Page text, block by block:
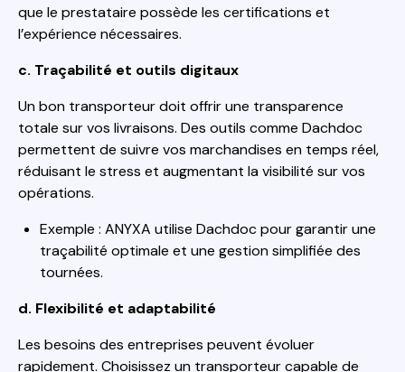
que le prestataire possède les certifications et
l’expérience nécessaires.
c. Traçabilité et outils digitaux
Un bon transporteur doit offrir une transparence
totale sur vos livraisons. Des outils comme Dachdoc
permettent de suivre vos marchandises en temps réel,
réduisant le stress et augmentant la visibilité sur vos
opérations.
Exemple : ANYXA utilise Dachdoc pour garantir une
traçabilité optimale et une gestion simplifiée des
tournées.
d. Flexibilité et adaptabilité
Les besoins des entreprises peuvent évoluer
rapidement. Choisissez un transporteur capable de